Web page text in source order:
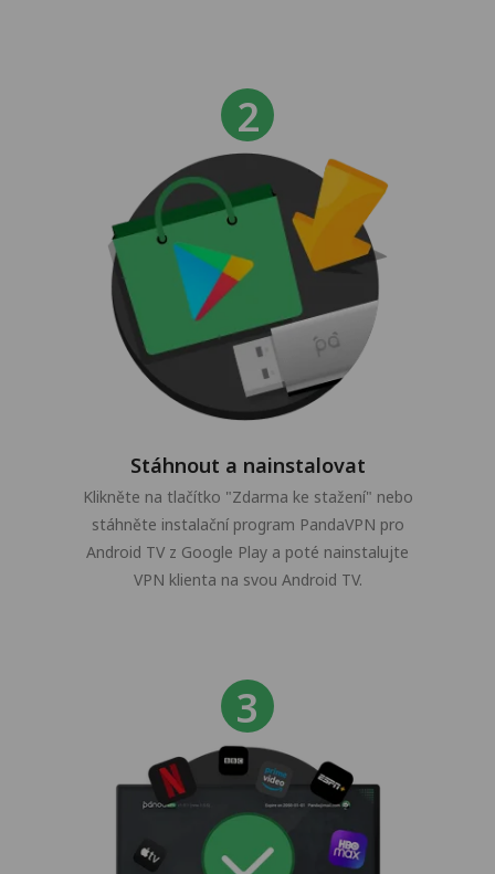
Stáhnout a nainstalovat
Klikněte na tlačítko "Zdarma ke stažení" nebo
stáhněte instalační program PandaVPN pro
Android TV z Google Play a poté nainstalujte
VPN klienta na svou Android TV.